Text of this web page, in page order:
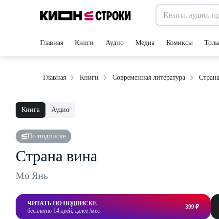
Главная Книги Аудио Медиа Комиксы
Главная Книги Современная литература
Книга Аудио
По подписке
Страна вина
Мо Янь
ЧИТАТЬ ПО ПОДПИСКЕ
бесплатно 14 дней, далее /мес
399 ₽